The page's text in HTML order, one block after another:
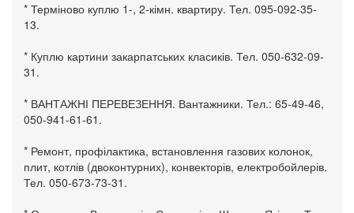
* Терміново куплю 1-, 2-кімн. квартиру. Тел. 095-092-35-
13.
* Куплю картини закарпатських класиків. Тел. 050-632-09-
31.
* ВАНТАЖНІ ПЕРЕВЕЗЕННЯ. Вантажники. Тел.: 65-49-46,
050-941-61-61.
* Ремонт, профілактика, встановлення газових колонок,
плит, котлів (двоконтурних), конвекторів, електробойлерів.
Тел. 050-673-73-31.